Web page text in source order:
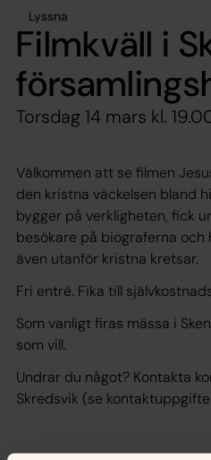
Lyssna
Filmkväll i
Torsdag 14 mars kl.
Välkommen att se filmen
den kristna väckelsen bland
bygger på verkligheten, fick
besökare på biograferna
även utanför kristna kretsar.
Fri entré. Fika till
Som vanligt firas mässa i
som vill.
Undrar du något? Kontakta
Skredsvik (se